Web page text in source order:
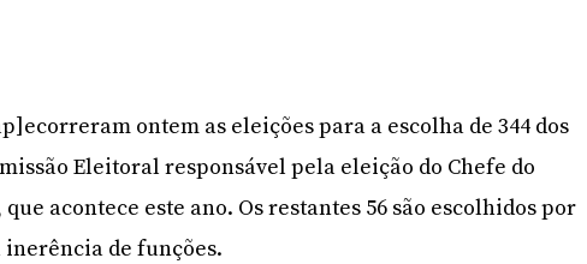
ontem as eleições para a escolha de 344 dos
Eleitoral responsável pela eleição do Chefe do
que acontece este ano. Os restantes 56 são escolhidos por
de funções.